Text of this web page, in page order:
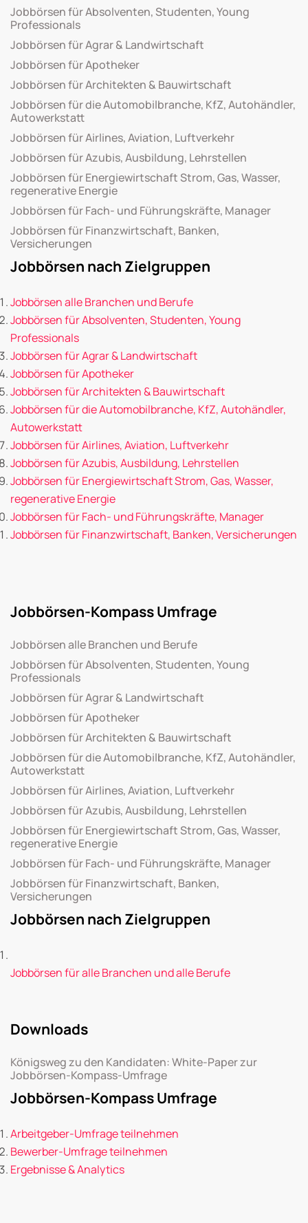
Jobbörsen für Absolventen, Studenten, Young
Professionals
Jobbörsen für Agrar & Landwirtschaft
Jobbörsen für Apotheker
Jobbörsen für Architekten & Bauwirtschaft
Jobbörsen für die Automobilbranche, KfZ, Autohändler,
Autowerkstatt
Jobbörsen für Airlines, Aviation, Luftverkehr
Jobbörsen für Azubis, Ausbildung, Lehrstellen
Jobbörsen für Energiewirtschaft Strom, Gas, Wasser,
regenerative Energie
Jobbörsen für Fach- und Führungskräfte, Manager
Jobbörsen für Finanzwirtschaft, Banken,
Versicherungen
Jobbörsen nach Zielgruppen
Jobbörsen alle Branchen und Berufe
Jobbörsen für Absolventen, Studenten, Young
Professionals
Jobbörsen für Agrar & Landwirtschaft
Jobbörsen für Apotheker
Jobbörsen für Architekten & Bauwirtschaft
Jobbörsen für die Automobilbranche, KfZ, Autohändler,
Autowerkstatt
Jobbörsen für Airlines, Aviation, Luftverkehr
Jobbörsen für Azubis, Ausbildung, Lehrstellen
Jobbörsen für Energiewirtschaft Strom, Gas, Wasser,
regenerative Energie
Jobbörsen für Fach- und Führungskräfte, Manager
Jobbörsen für Finanzwirtschaft, Banken, Versicherungen
Jobbörsen-Kompass Umfrage
Jobbörsen alle Branchen und Berufe
Jobbörsen für Absolventen, Studenten, Young
Professionals
Jobbörsen für Agrar & Landwirtschaft
Jobbörsen für Apotheker
Jobbörsen für Architekten & Bauwirtschaft
Jobbörsen für die Automobilbranche, KfZ, Autohändler,
Autowerkstatt
Jobbörsen für Airlines, Aviation, Luftverkehr
Jobbörsen für Azubis, Ausbildung, Lehrstellen
Jobbörsen für Energiewirtschaft Strom, Gas, Wasser,
regenerative Energie
Jobbörsen für Fach- und Führungskräfte, Manager
Jobbörsen für Finanzwirtschaft, Banken,
Versicherungen
Jobbörsen nach Zielgruppen
Jobbörsen für alle Branchen und alle Berufe
Downloads
Königsweg zu den Kandidaten: White-Paper zur
Jobbörsen-Kompass-Umfrage
Jobbörsen-Kompass Umfrage
Arbeitgeber-Umfrage teilnehmen
Bewerber-Umfrage teilnehmen
Ergebnisse & Analytics